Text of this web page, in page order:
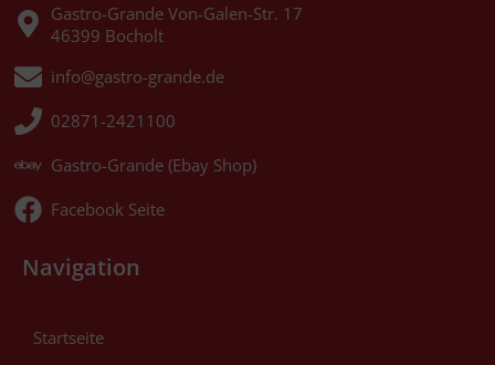
Gastro-Grande Von-Galen-Str. 17
46399 Bocholt
info@gastro-grande.de
02871-2421100
Gastro-Grande (Ebay Shop)
Facebook Seite
Navigation
Startseite